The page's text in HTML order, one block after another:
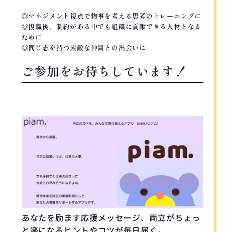
◎マネジメント視点で物事を考える思考のトレーニングに
◎復職後、制約がある中でも組織に貢献できる人材となる
ために
◎同じ志を持つ素敵な仲間との出会いに
ご参加をお待ちしています！
あなたを励ます応援メッセージ、両立がちょっ